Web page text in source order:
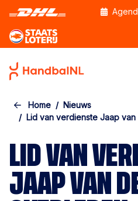
Skip to the main content
Home
Nieuws
Lid van verdienste Jaap
LID VAN
JAAP VAN